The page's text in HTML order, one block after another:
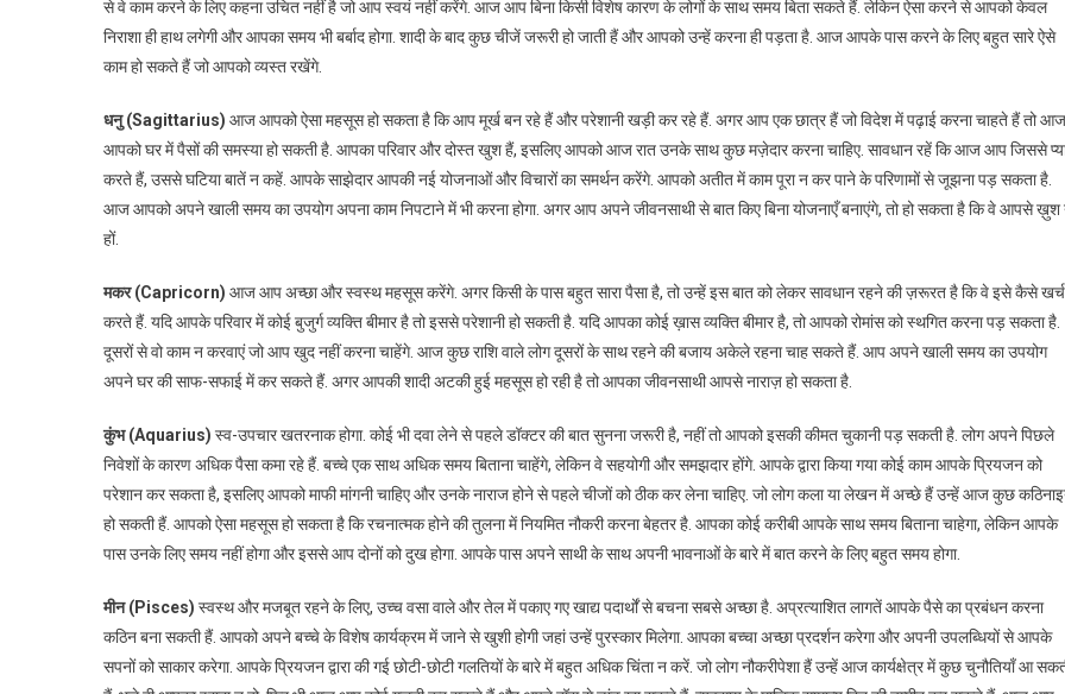
से वे काम करने के लिए कहना उचित नहीं है जो आप स्वयं नहीं करेंगे. आज आप बिना किसी विशेष कारण के लोगों के साथ समय बिता सकते हैं. लेकिन ऐसा करने से आपको केवल
निराशा ही हाथ लगेगी और आपका समय भी बर्बाद होगा. शादी के बाद कुछ चीजें जरूरी हो जाती हैं और आपको उन्हें करना ही पड़ता है. आज आपके पास करने के लिए बहुत सारे ऐसे
काम हो सकते हैं जो आपको व्यस्त रखेंगे.
धनु (Sagittarius) आज आपको ऐसा महसूस हो सकता है कि आप मूर्ख बन रहे हैं और परेशानी खड़ी कर रहे हैं. अगर आप एक छात्र हैं जो विदेश में पढ़ाई करना चाहते हैं तो आज
आपको घर में पैसों की समस्या हो सकती है. आपका परिवार और दोस्त खुश हैं, इसलिए आपको आज रात उनके साथ कुछ मज़ेदार करना चाहिए. सावधान रहें कि आज आप जिससे
करते हैं, उससे घटिया बातें न कहें. आपके साझेदार आपकी नई योजनाओं और विचारों का समर्थन करेंगे. आपको अतीत में काम पूरा न कर पाने के परिणामों से जूझना पड़ सकता है.
आज आपको अपने खाली समय का उपयोग अपना काम निपटाने में भी करना होगा. अगर आप अपने जीवनसाथी से बात किए बिना योजनाएँ बनाएंगे, तो हो सकता है कि वे आपसे ख़ुश
हों.
मकर (Capricorn) आज आप अच्छा और स्वस्थ महसूस करेंगे. अगर किसी के पास बहुत सारा पैसा है, तो उन्हें इस बात को लेकर सावधान रहने की ज़रूरत है कि वे इसे कैसे खर्च
करते हैं. यदि आपके परिवार में कोई बुजुर्ग व्यक्ति बीमार है तो इससे परेशानी हो सकती है. यदि आपका कोई ख़ास व्यक्ति बीमार है, तो आपको रोमांस को स्थगित करना पड़ सकता है.
दूसरों से वो काम न करवाएं जो आप खुद नहीं करना चाहेंगे. आज कुछ राशि वाले लोग दूसरों के साथ रहने की बजाय अकेले रहना चाह सकते हैं. आप अपने खाली समय का उपयोग
अपने घर की साफ-सफाई में कर सकते हैं. अगर आपकी शादी अटकी हुई महसूस हो रही है तो आपका जीवनसाथी आपसे नाराज़ हो सकता है.
कुंभ (Aquarius) स्व-उपचार खतरनाक होगा. कोई भी दवा लेने से पहले डॉक्टर की बात सुनना जरूरी है, नहीं तो आपको इसकी कीमत चुकानी पड़ सकती है. लोग अपने पिछले
निवेशों के कारण अधिक पैसा कमा रहे हैं. बच्चे एक साथ अधिक समय बिताना चाहेंगे, लेकिन वे सहयोगी और समझदार होंगे. आपके द्वारा किया गया कोई काम आपके प्रियजन को
परेशान कर सकता है, इसलिए आपको माफी मांगनी चाहिए और उनके नाराज होने से पहले चीजों को ठीक कर लेना चाहिए. जो लोग कला या लेखन में अच्छे हैं उन्हें आज कुछ
हो सकती हैं. आपको ऐसा महसूस हो सकता है कि रचनात्मक होने की तुलना में नियमित नौकरी करना बेहतर है. आपका कोई करीबी आपके साथ समय बिताना चाहेगा, लेकिन आपके
पास उनके लिए समय नहीं होगा और इससे आप दोनों को दुख होगा. आपके पास अपने साथी के साथ अपनी भावनाओं के बारे में बात करने के लिए बहुत समय होगा.
मीन (Pisces) स्वस्थ और मजबूत रहने के लिए, उच्च वसा वाले और तेल में पकाए गए खाद्य पदार्थों से बचना सबसे अच्छा है. अप्रत्याशित लागतें आपके पैसे का प्रबंधन करना
कठिन बना सकती हैं. आपको अपने बच्चे के विशेष कार्यक्रम में जाने से खुशी होगी जहां उन्हें पुरस्कार मिलेगा. आपका बच्चा अच्छा प्रदर्शन करेगा और अपनी उपलब्धियों से आपके
सपनों को साकार करेगा. आपके प्रियजन द्वारा की गई छोटी-छोटी गलतियों के बारे में बहुत अधिक चिंता न करें. जो लोग नौकरीपेशा हैं उन्हें आज कार्यक्षेत्र में कुछ चुनौतियाँ आ